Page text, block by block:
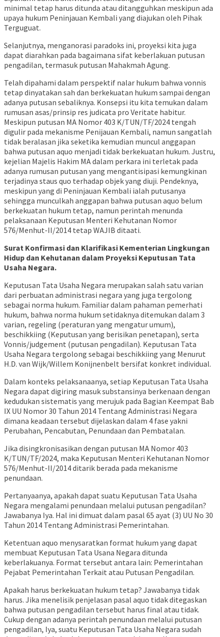
minimal tetap harus ditunda atau ditangguhkan meskipun ada
upaya hukum Peninjauan Kembali yang diajukan oleh Pihak
Terguguat.
Selanjutnya, menganorasi paradoks ini, proyeksi kita juga
dapat diarahkan pada bagaimana sifat keberlakuan putusan
pengadilan, termasuk putusan Mahakmah Agung.
Telah dipahami dalam perspektif nalar hukum bahwa vonnis
tetap dinyatakan sah dan berkekuatan hukum sampai dengan
adanya putusan sebaliknya. Konsepsi itu kita temukan dalam
rumusan asas/prinsip res judicata pro Veritate habitur.
Meskipun putusan MA Nomor 403 K/TUN/TF/2024 tengah
digulir pada mekanisme Penijauan Kembali, namun sangatlah
tidak beralasan jika seketika kemudian muncul anggapan
bahwa putusan aquo menjadi tidak berkekuatan hukum. Justru,
kejelian Majelis Hakim MA dalam perkara ini terletak pada
adanya rumusan putusan yang mengantisipasi kemungkinan
terjadinya staus quo terhadap objek yang diuji. Pendeknya,
meskipun yang di Peninjauan Kembali ialah putusanya
sehingga munculkah anggapan bahwa putusan aquo belum
berkekuatan hukum tetap, namun perintah menunda
pelaksanaan Keputusan Menteri Kehutanan Nomor
576/Menhut-II/2014 tetap WAJIB ditaati.
Surat Konfirmasi dan Klarifikasi Kementerian Lingkungan
Hidup dan Kehutanan dalam Proyeksi Keputusan Tata
Usaha Negara.
Keputusan Tata Usaha Negara merupakan salah satu varian
dari perbuatan administrasi negara yang juga tergolong
sebagai norma hukum. Familiar dalam pahaman pemerhati
hukum, bahwa norma hukum setidaknya ditemukan dalam 3
varian, regeling (peraturan yang mengatur umum),
beschikkiing (Keputusan yang berisikan penetapan), serta
Vonnis/judgement (putusan pengadilan). Keputusan Tata
Usaha Negara tergolong sebagai beschikkiing yang Menurut
H.D. van Wijk/Willem Konijnenbelt bersifat konkret individual.
Dalam konteks pelaksanaanya, setiap Keputusan Tata Usaha
Negara dapat digiring masuk substansinya berkenaan dengan
kedudukan sistematis yang merujuk pada Bagian Keempat Bab
IX UU Nomor 30 Tahun 2014 Tentang Administrasi Negara
dimana keadaan tersebut dijelaskan dalam 4 fase yakni
Perubahan, Pencabutan, Penundaan dan Pembatalan.
Jika disingkronisasikan dengan putusan MA Nomor 403
K/TUN/TF/2024, maka Keputusan Menteri Kehutanan Nomor
576/Menhut-II/2014 ditarik berada pada mekanisme
penundaan.
Pertanyaanya, apakah dapat suatu Keputusan Tata Usaha
Negara mengalami penundaan melalui putusan pengadilan?
Jawabanya Iya. Hal ini dimuat dalam pasal 65 ayat (3) UU No 30
Tahun 2014 Tentang Administrasi Pemerintahan.
Ketentuan aquo menysaratkan format hukum yang dapat
membuat Keputusan Tata Usana Negara ditunda
keberlakuanya. Format tersebut antara lain: Pemerintahan
Pejabat Pemerintahan Terkait atau Putusan Pengadilan.
Apakah harus berkekuatan hukum tetap? Jawabanya tidak
harus. Jika menelisik penjelasan pasal aquo tidak ditegaskan
bahwa putusan pengadilan tersebut harus final atau tidak.
Cukup dengan adanya perintah penundaan melalui putusan
pengadilan, Iya, suatu Keputusan Tata Usaha Negara sudah